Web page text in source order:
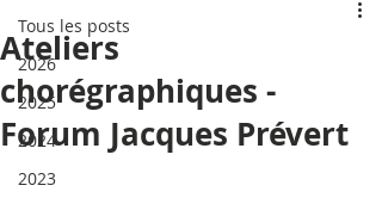
Tous les posts
2026
2025
2024
2023
Ateliers
chorégraphiques -
Forum Jacques Prévert